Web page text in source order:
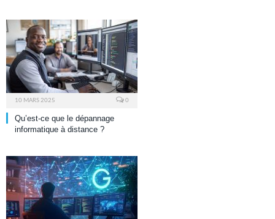
10 MARS 2025 0
Qu’est-ce que le dépannage
informatique à distance ?